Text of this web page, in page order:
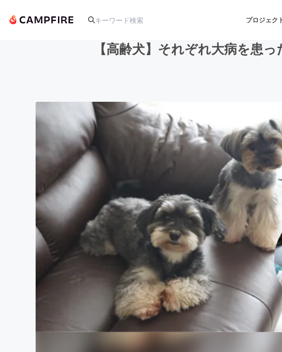
プロジェク
アート・写真
テクノロジー・ガジェット ゲーム・サービ
書籍・雑誌出版
ビジネス・起業 チャレンジ
まちづくり・地域活性化
【高齢犬】それぞれ大病を患